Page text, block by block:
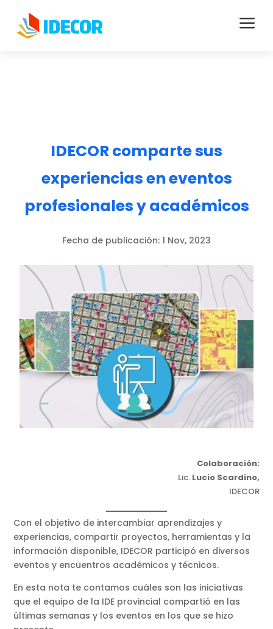
a
IDECOR comparte sus
experiencias en eventos
profesionales y académicos
Fecha de publicación: 1 Nov, 2023
Colaboración:
Lic. Lucio Scardino,
IDECOR
Con el objetivo de intercambiar aprendizajes y
experiencias, compartir proyectos, herramientas y la
información disponible, IDECOR participó en diversos
eventos y encuentros académicos y técnicos.
En esta nota te contamos cuáles son las iniciativas
que el equipo de la IDE provincial compartió en las
últimas semanas y los eventos en los que se hizo